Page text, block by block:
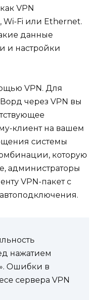
VPN
Wi-Fi или Ethernet.
данные
и настройки
VPN. Для
через VPN вы
клиент на вашем
системы
которую
администраторы
VPN-пакет с
нажатием
Ошибки в
сервера VPN